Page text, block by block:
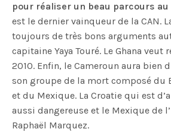
pour réaliser un beau parcours au
est le dernier vainqueur de la CAN.
toujours de très bons arguments
capitaine Yaya Touré. Le Ghana veut
2010. Enfin, le Cameroun aura bien
son groupe de la mort composé du
et du Mexique. La Croatie qui est
aussi dangereuse et le Mexique de
Raphaël Marquez.